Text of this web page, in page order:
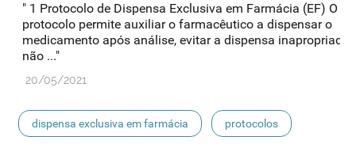
" 1 Protocolo de Dispensa Exclusiva em Farmácia (EF) O
protocolo permite auxiliar o farmacêutico a dispensar o
medicamento após análise, evitar a dispensa inapropriada
não ..."
20/05/2021
dispensa exclusiva em farmácia protocolos